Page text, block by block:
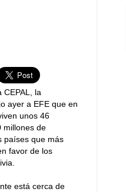
CEPAL, la
ayer a EFE que en
unos 46
millones de
países que más
favor de los
está cerca de